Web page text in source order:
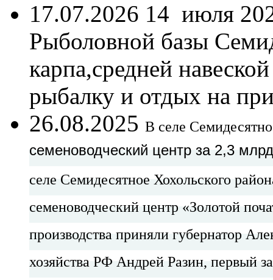
17.07.2026 14 июля
Рыболовной базы
карпа,средней
рыбалку и отдых на
26.08.2025 В селе
семеноводческий центр за 2,3
селе Семидесятное Хохольского
семеноводческий центр «Золотой
производства приняли губернатор
хозяйства РФ Андрей Разин, первый